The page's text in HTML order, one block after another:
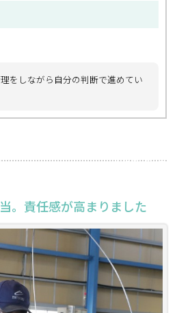
をしながら自分の判断で進めてい
2023年7月7日
。責任感が高まりました